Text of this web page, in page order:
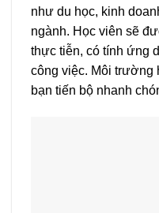
như du học, kinh
ngành. Học viên sẽ
thực tiễn, có tính ứng
công việc. Môi trường
bạn tiến bộ nhanh